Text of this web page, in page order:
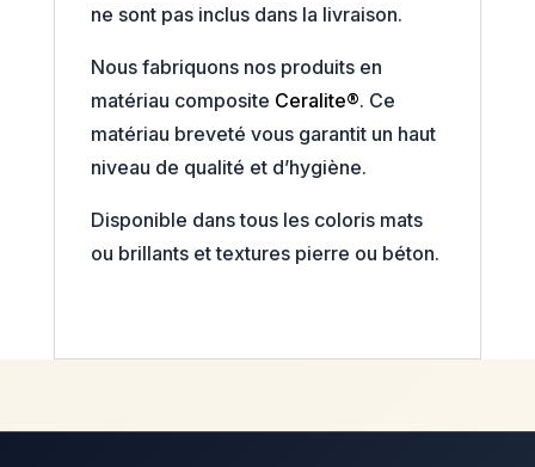
ne sont pas inclus dans la livraison.
Nous fabriquons nos produits en
matériau composite Ceralite®. Ce
matériau breveté vous garantit un haut
niveau de qualité et d’hygiène.
Disponible dans tous les coloris mats
ou brillants et textures pierre ou béton.